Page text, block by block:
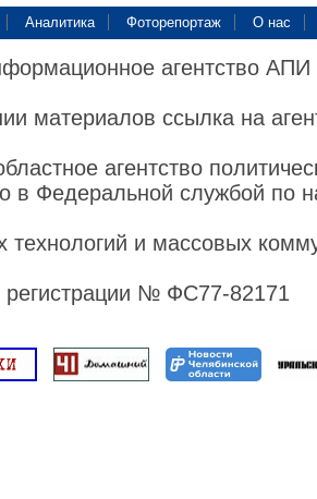
Аналитика Фоторепортаж О нас
агентство
материалов ссылка на
агентство
в Федеральной службой по
и массовых
регистрации № ФС77-82171